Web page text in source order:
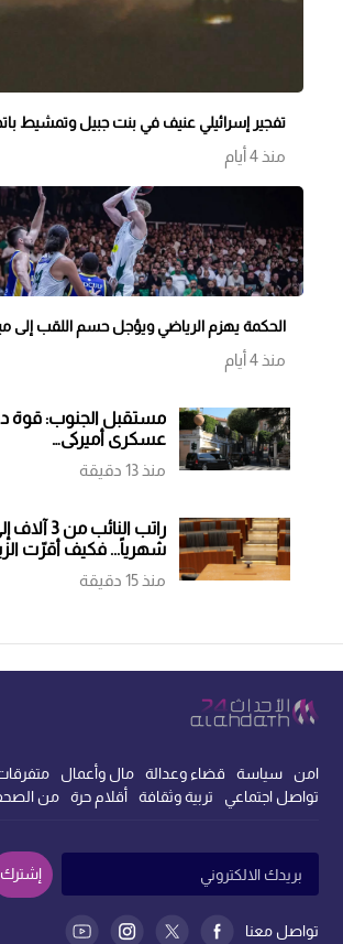
تفجير إسرائيلي عنيف في بنت جبيل وتمشيط
منذ 4 أيام
الحكمة يهزم الرياضي ويؤجل حسم اللقب إلى
منذ 4 أيام
مستقبل الجنوب: قوة
عسكري أميركي…
منذ 13 دقيقة
شهرياً... فكيف أقرّت
منذ 15 دقيقة
امن سياسة قضاء وعدالة مال وأعمال
تواصل اجتماعي
تربية وثقافة أقلام حرة من
تواصل معنا
إشترك